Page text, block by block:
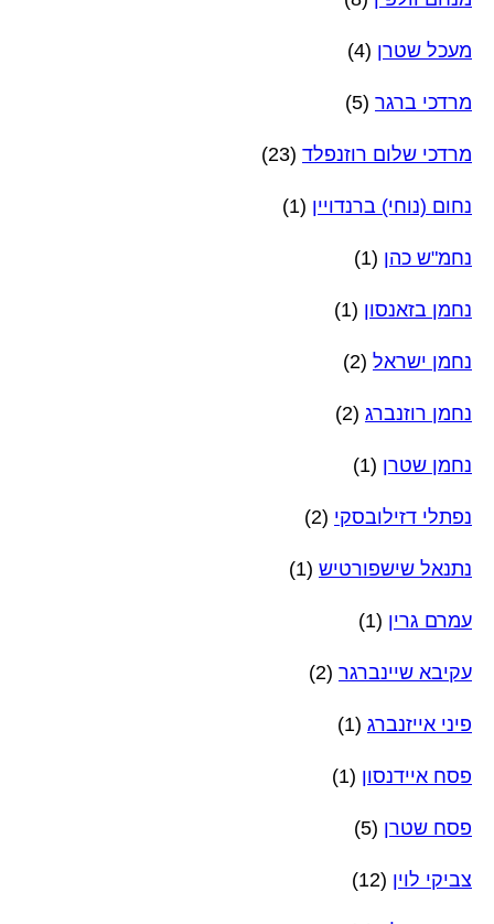
מעכל שטרן (4)
מרדכי ברגר (5)
מרדכי שלום רוזנפלד (23)
נחום (נוחי) ברנדויין (1)
נחמ"ש כהן (1)
נחמן בזאנסון (1)
נחמן ישראל (2)
נחמן רוזנברג (2)
נחמן שטרן (1)
נפתלי דזילובסקי (2)
נתנאל שישפורטיש (1)
עמרם גרין (1)
עקיבא שיינברגר (2)
פיני אייזנברג (1)
פסח איידנסון (1)
פסח שטרן (5)
צביקי לוין (12)